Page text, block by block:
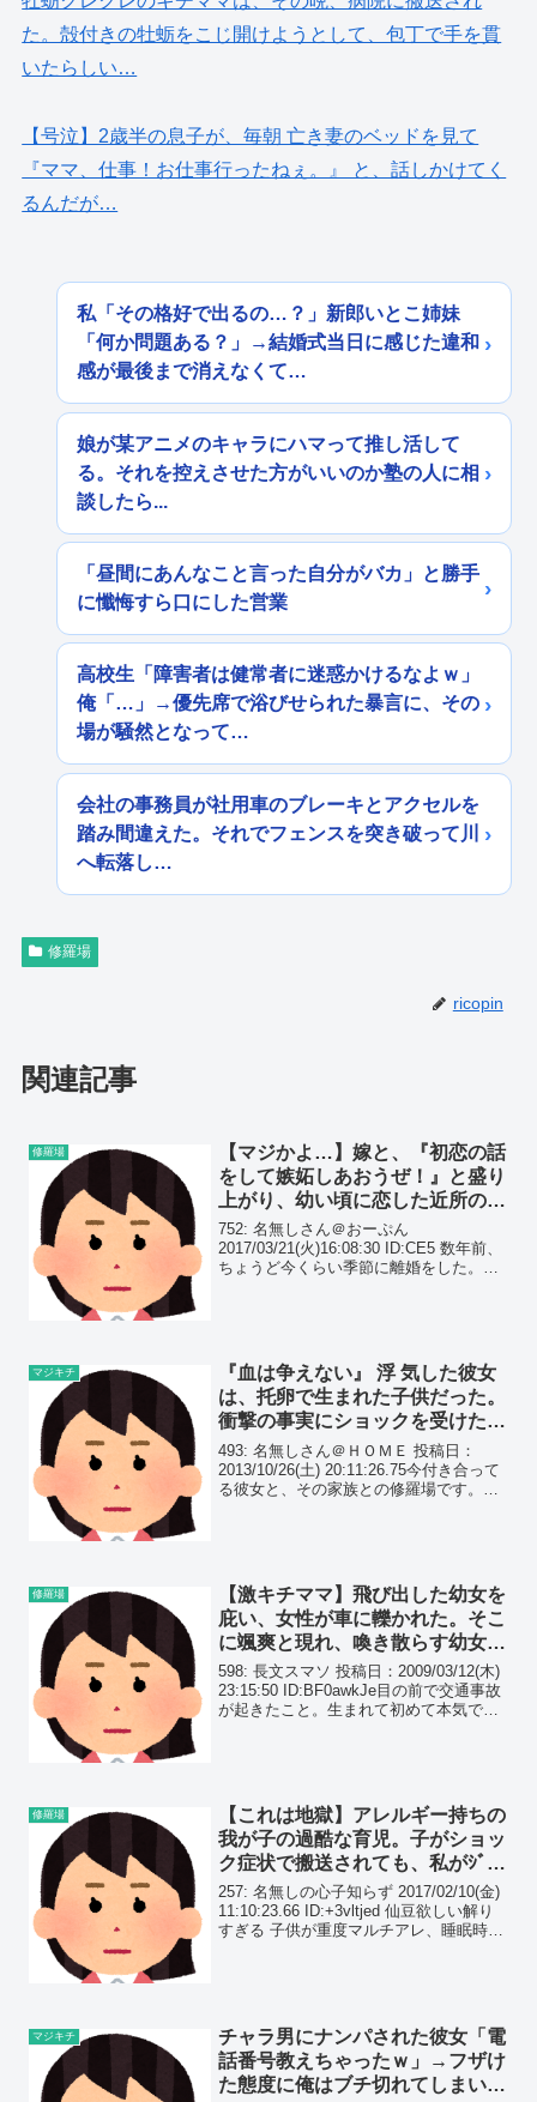
た。殻付きの牡蛎をこじ開けようとして、包丁で手を貫
いたらしい…
【号泣】2歳半の息子が、毎朝 亡き妻のベッドを見て
『ママ、仕事！お仕事行ったねぇ。』 と、話しかけてく
るんだが…
私「その格好で出るの…？」新郎いとこ姉妹
「何か問題ある？」→結婚式当日に感じた違和
感が最後まで消えなくて…
娘が某アニメのキャラにハマって推し活して
る。それを控えさせた方がいいのか塾の人に相
談したら...
「昼間にあんなこと言った自分がバカ」と勝手
に懺悔すら口にした営業
高校生「障害者は健常者に迷惑かけるなよｗ」
俺「…」→優先席で浴びせられた暴言に、その
場が騒然となって…
会社の事務員が社用車のブレーキとアクセルを
踏み間違えた。それでフェンスを突き破って川
へ転落し…
修羅場
ricopin
関連記事
修羅場
【マジかよ…】嫁と、『初恋の話
をして嫉妬しあおうぜ！』と盛り
上がり、幼い頃に恋した近所のお
姉さんの話をしたのだが…
752: 名無しさん＠おーぷん
2017/03/21(火)16:08:30 ID:CE5 数年前、
ちょうど今くらい季節に離婚をした。理
マジキチ
『血は争えない』 浮 気した彼女
は、托卵で生まれた子供だった。
衝撃の事実にショックを受けた彼
女は…
493: 名無しさん＠ＨＯＭＥ 投稿日：
2013/10/26(土) 20:11:26.75今付き合って
る彼女と、その家族との修羅場です。彼
修羅場
【激キチママ】飛び出した幼女を
庇い、女性が車に轢かれた。そこ
に颯爽と現れ、喚き散らす幼女の
母親を目前に自分は無意識に…
598: 長文スマソ 投稿日：2009/03/12(木)
23:15:50 ID:BF0awkJe目の前で交通事故
が起きたこと。生まれて初めて本気で人
修羅場
【これは地獄】アレルギー持ちの
我が子の過酷な育児。子がショッ
ク症状で搬送されても、私がｼﾞｻﾂ
しても旦那はスルーしつづけ…
257: 名無しの心子知らず 2017/02/10(金)
11:10:23.66 ID:+3vltjed 仙豆欲しい解り
すぎる 子供が重度マルチアレ、睡眠時間
マジキチ
チャラ男にナンパされた彼女「電
話番号教えちゃったｗ」→フザけ
た態度に俺はブチ切れてしまい…